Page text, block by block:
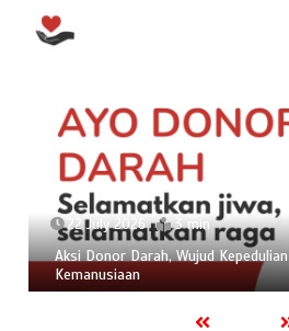
22 July 2026 3 min
Aksi Donor Darah, Wujud
Kemanusiaan